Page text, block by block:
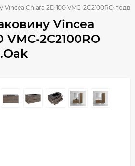
Chiara 2D 100 VMC-2C2100RO
Vincea
VMC-2C2100RO